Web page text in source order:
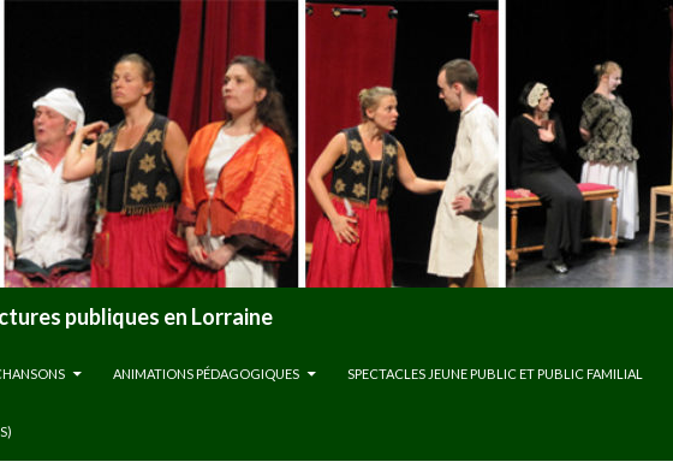
publiques en Lorraine
ANIMATIONS PÉDAGOGIQUES SPECTACLES JEUNE PUBLIC ET PUBLIC FAMILIAL